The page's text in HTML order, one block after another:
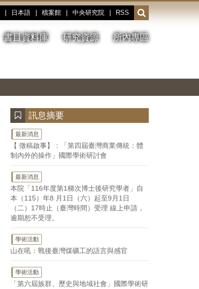
日本語 檔案館 中央研究院 RSS
開
啟
或
收
書目資料庫 研究資源 所內專區
停、
圖
圖
結
訊息摘要
最新消息
【 徵稿啟事】：「第四屆臺灣商業傳統：體
制內外的操作」國際學術研討會
最新消息
本院「116年度第1梯次博士後研究學者」自
本（115）年8 月1日（六）起至9月1日
（二）17時止（臺灣時間）受理 線上申請，
逾期恕不受理。
學術活動
山在吼：戰後臺灣煤礦工的語言與感官
學術活動
「第六屆族群、歷史與地域社會」國際學術研